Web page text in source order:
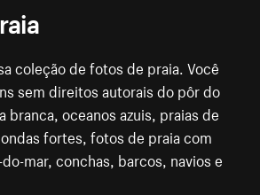
coleção de fotos de praia. Você
sem direitos autorais do pôr do
branca, oceanos azuis, praias de
fortes, fotos de praia com
mar, conchas, barcos, navios e